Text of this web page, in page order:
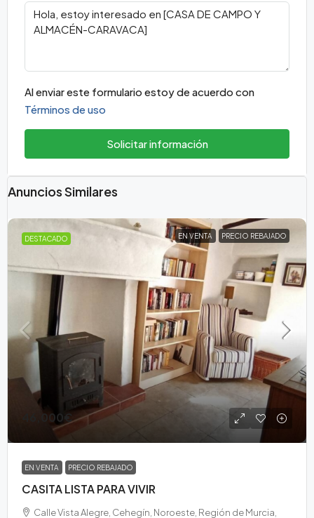
Al enviar este formulario estoy de acuerdo con
Términos de uso
Solicitar información
Anuncios Similares
DESTACADO EN VENTA PRECIO REBAJADO
46,000€
EN VENTA PRECIO REBAJADO
CASITA LISTA PARA VIVIR
Calle Vista Alegre, Cehegín, Noroeste, Región de Murcia,